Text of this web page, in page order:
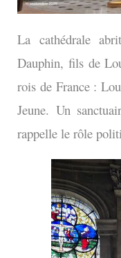
La cathédrale
Dauphin, fils de
rois de France :
Jeune. Un
rappelle le rôle